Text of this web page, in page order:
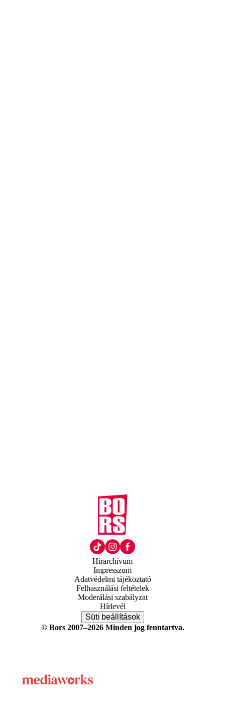
Hírarchívum
Impresszum
Adatvédelmi tájékoztató
Felhasználási feltételek
Moderálási szabályzat
Hírlevél
Süti beállítások
© Bors 2007–2026 Minden jog fenntartva.